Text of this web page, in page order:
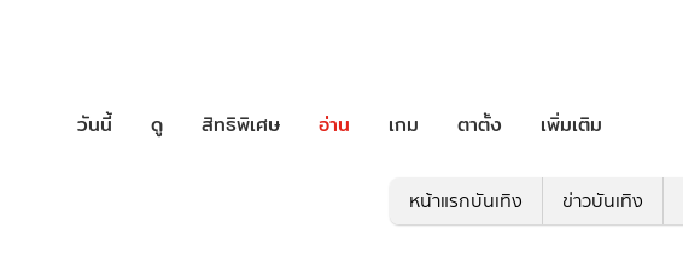
วันนี้ ดู สิทธิพิเศษ อ่าน เกม ตาตั้ง เพิ่มเติม
หน้าแรกบันเทิง ข่าวบันเทิง